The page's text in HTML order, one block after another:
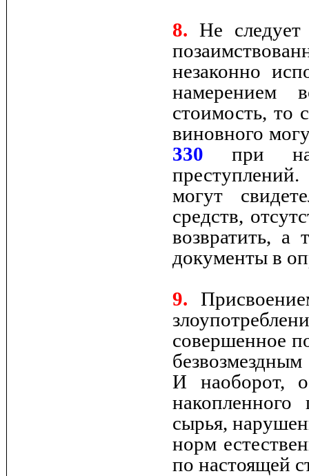
8. Не
незаконно
намерением
стоимость, то
виновного
330 при
могут
средств,
возвратить, а
документы в
9.
совершенное
И наоборот,
сырья,
норм
по настоящей